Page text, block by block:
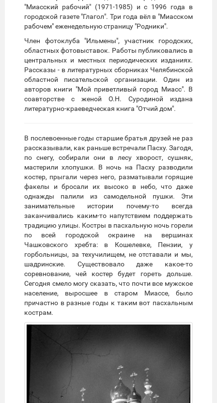
"Миасский рабочий" (1971-1985) и с 1996 года в
городской газете "Глагол". Три года вёл в "Миасском
рабочем" еженедельную страницу "Родники".
Член фотоклуба "Ильмены", участник городских,
областных фотовыставок. Работы публиковались в
центральных и местных периодических изданиях.
Рассказы - в литературных сборниках Челябинской
областной писательской организации. Один из
авторов книги "Мой приветливый город Миасс". В
соавторстве с женой О.Н. Суродиной издана
литературно-краеведческая книга "Отчий дом".
В послевоенные годы старшие братья друзей не раз
рассказывали, как раньше встречали Пасху. Загодя,
по снегу, собирали они в лесу хворост, сушняк,
мастерили хлопушки. В ночь на Пасху разводили
костер, прыгали через него, разматывали горящие
факелы и бросали их высоко в небо, что даже
однажды палили из самодельной пушки. Эти
занимательные истории почему-то всегда
заканчивались каким-то напутствием поддержать
традицию улицы. Костры в пасхальную ночь горели
по всей городской окраине на вершинах
Чашковского хребта: в Кошелевке, Пензии, у
горбольницы, за техучилищем, не отставали и мы,
шадринские. Существовало даже какое-то
соревнование, чей костер будет гореть дольше.
Сегодня смело могу сказать, что почти все мужское
население, выросшее в старом Миассе, было
причастно в разные годы к таким вот пасхальным
кострам.